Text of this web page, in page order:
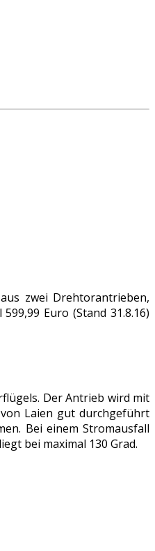
zwei Drehtorantrieben,
Euro (Stand 31.8.16)
Der Antrieb wird mit
Laien gut durchgeführt
Bei einem Stromausfall
bei maximal 130 Grad.